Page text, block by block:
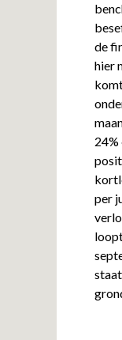
de
hier
24%
per